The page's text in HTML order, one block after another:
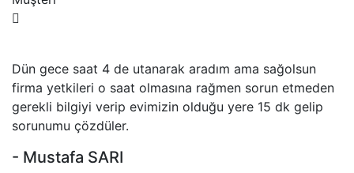
Dün gece saat 4 de utanarak aradım ama sağolsun
firma yetkileri o saat olmasına rağmen sorun etmeden
gerekli bilgiyi verip evimizin olduğu yere 15 dk gelip
sorunumu çözdüler.
- Mustafa SARI